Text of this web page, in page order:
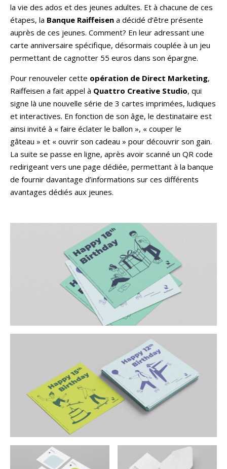
la vie des ados et des jeunes adultes. Et à chacune de ces
étapes, la Banque Raiffeisen a décidé d’être présente
auprès de ces jeunes. Comment? En leur adressant une
carte anniversaire spécifique, désormais couplée à un jeu
permettant de cagnotter 55 euros dans son épargne.
Pour renouveler cette opération de Direct Marketing,
Raiffeisen a fait appel à Quattro Creative Studio, qui
signe là une nouvelle série de 3 cartes imprimées, ludiques
et interactives. En fonction de son âge, le destinataire est
ainsi invité à « faire éclater le ballon », « couper le
gâteau » et « ouvrir son cadeau » pour découvrir son gain.
La suite se passe en ligne, après avoir scanné un QR code
redirigeant vers une page dédiée, permettant à la banque
de fournir davantage d’informations sur ces différents
avantages dédiés aux jeunes.